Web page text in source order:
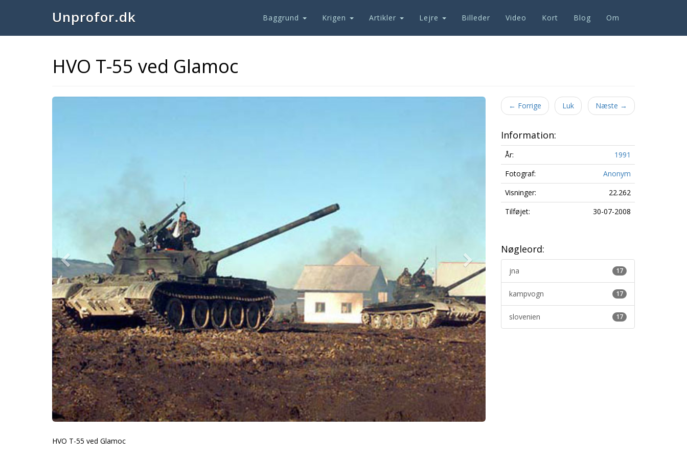
Unprofor.dk Baggrund Krigen Artikler Lejre Billeder Video Kort Blog Om
HVO T-55 ved Glamoc
Previous
HVO T-55 ved Glamoc
← Forrige Luk Næste →
Information:
År:
1991
Fotograf:
Anonym
Visninger:
22.262
Tilføjet:
30-07-2008
Nøgleord:
17
jna
17
kampvogn
17
slovenien